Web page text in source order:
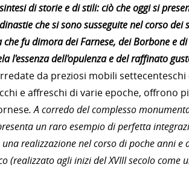
di storie e di stili: ciò che oggi si
che si sono susseguite nel corso
fu dimora dei Farnese, dei Borbone e
l'essenza dell'opulenza e del raffinato
da preziosi mobili
e affreschi di varie epoche, offrono
. A corredo del complesso
un raro esempio di perfetta
realizzazione nel corso di poche anni e
(realizzato agli inizi del XVIII secolo